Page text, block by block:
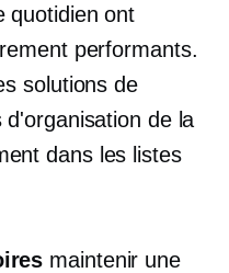
quotidien ont
performants.
solutions de
de la
dans les listes
maintenir une